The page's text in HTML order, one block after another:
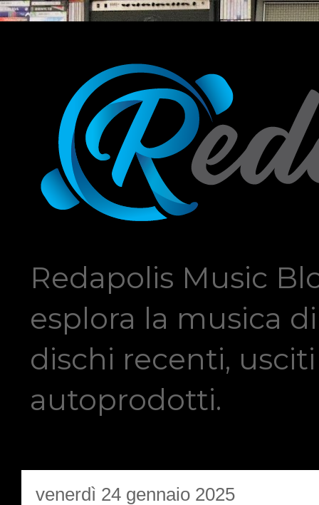
Redapolis Music
esplora la musica
dischi recenti,
autoprodotti.
venerdì 24 gennaio 2025